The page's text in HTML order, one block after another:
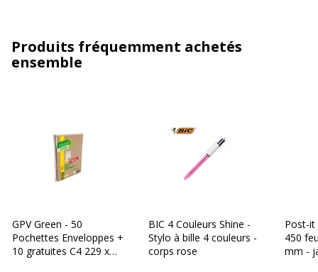
Produits fréquemment achetés
ensemble
GPV Green - 50
Pochettes Enveloppes +
10 gratuites C4 229 x
BIC 4 Couleurs Shine -
Stylo à bille 4 couleurs -
corps rose
Post-it
450
mm -